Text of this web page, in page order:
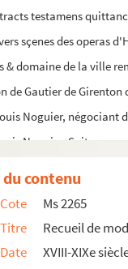
testamens
sçenes des operas
& domaine de la ville
de Gautier de
Noguier,
Noguier. Suite
de Charles
contenu
Cote
Ms 2265
Titre
Recueil de
Date
XVIII-XIXe